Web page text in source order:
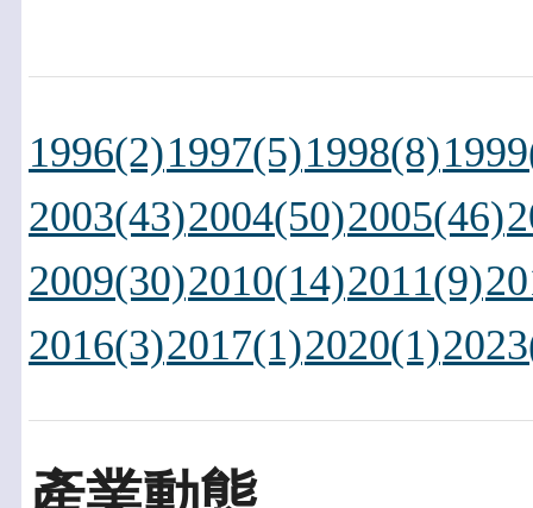
1996(2)1997(5)1998(8)
2003(43)2004(50)2005(46)
2009(30)2010(14)2011(9)
2016(3)2017(1)2020(1)